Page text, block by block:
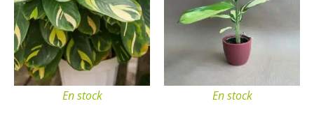
En stock En stock